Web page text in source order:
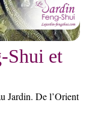
Shui et
Jardin. De l’Orient